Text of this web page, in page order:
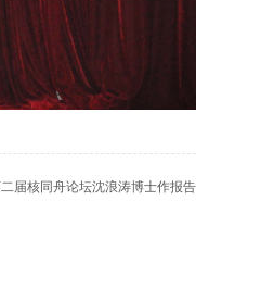
届核同舟论坛沈浪涛博士作报告